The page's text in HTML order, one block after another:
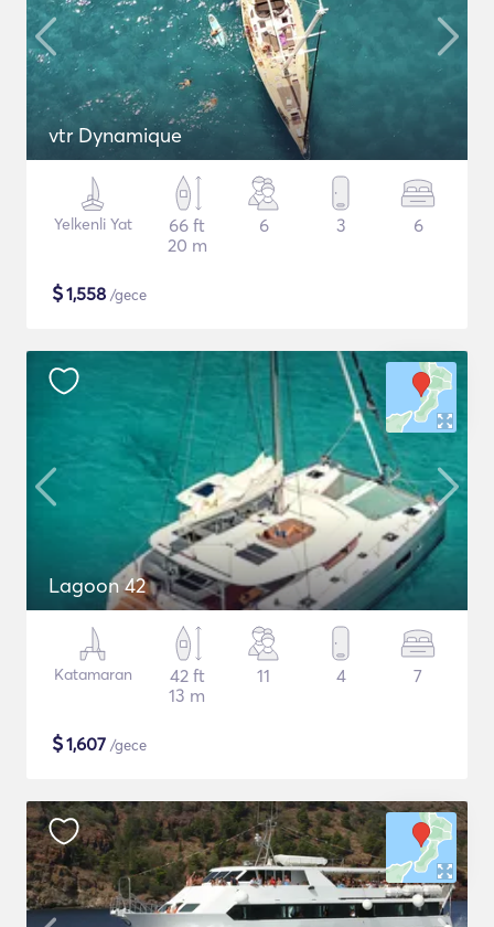
vtr Dynamique
Yelkenli Yat
66 ft
20 m
6 3 6
$1,558 /gece
Lagoon 42
Katamaran
42 ft
13 m
11 4 7
$1,607 /gece